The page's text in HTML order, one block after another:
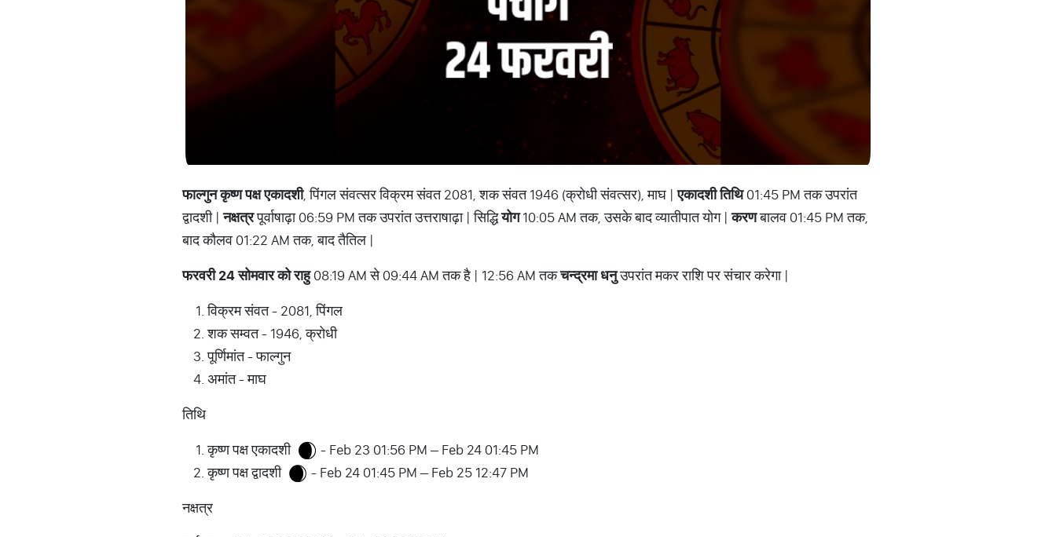
फाल्गुन कृष्ण पक्ष एकादशी, पिंगल संवत्सर विक्रम संवत 2081, शक संवत 1946 (क्रोधी संवत्सर), माघ |एकादशी तिथि01:45 PM तक उपरांत
द्वादशी |नक्षत्रपूर्वाषाढ़ा 06:59 PM तक उपरांत उत्तराषाढ़ा | सिद्धियोग10:05 AM तक, उसके बाद व्यातीपात योग |करणबालव 01:45 PM तक,
बाद कौलव 01:22 AM तक, बाद तैतिल |
फरवरी 24 सोमवार को राहु08:19 AM से 09:44 AM तक है | 12:56 AM तकचन्द्रमा धनुउपरांत मकर राशि पर संचार करेगा |
विक्रम संवत - 2081, पिंगल
शक सम्वत - 1946, क्रोधी
पूर्णिमांत - फाल्गुन
अमांत - माघ
तिथि
कृष्ण पक्ष एकादशी
- Feb 23 01:56 PM – Feb 24 01:45 PM
कृष्ण पक्ष द्वादशी
- Feb 24 01:45 PM – Feb 25 12:47 PM
नक्षत्र